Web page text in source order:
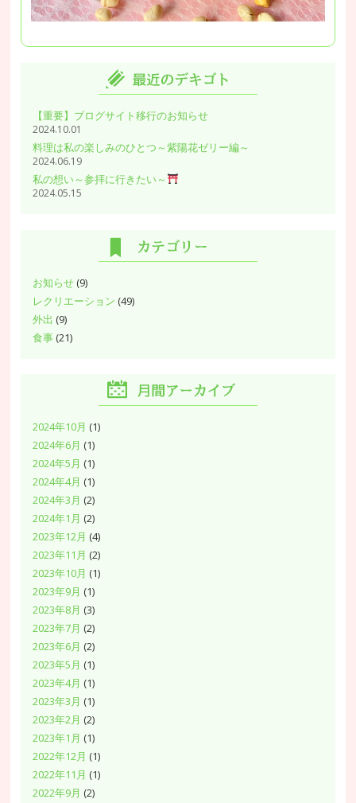
【重要】ブログサイト移行のお知らせ
2024.10.01
料理は私の楽しみのひとつ～紫陽花ゼリー編～
2024.06.19
私の想い～参拝に行きたい～
2024.05.15
お知らせ(9)
レクリエーション (49)
外出 (9)
食事(21)
2024年10月 (1)
2024年6月 (1)
2024年5月 (1)
2024年4月 (1)
2024年3月 (2)
2024年1月 (2)
2023年12月 (4)
2023年11月 (2)
2023年10月 (1)
2023年9月 (1)
2023年8月 (3)
2023年7月 (2)
2023年6月 (2)
2023年5月 (1)
2023年4月 (1)
2023年3月 (1)
2023年2月 (2)
2023年1月 (1)
2022年12月 (1)
2022年11月 (1)
2022年9月 (2)